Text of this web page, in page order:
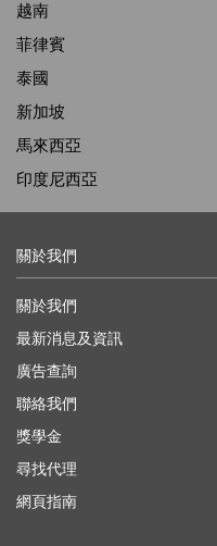
越南
菲律賓
泰國
新加坡
馬來西亞
印度尼西亞
關於我們
關於我們
最新消息及資訊
廣告查詢
聯絡我們
獎學金
尋找代理
網頁指南